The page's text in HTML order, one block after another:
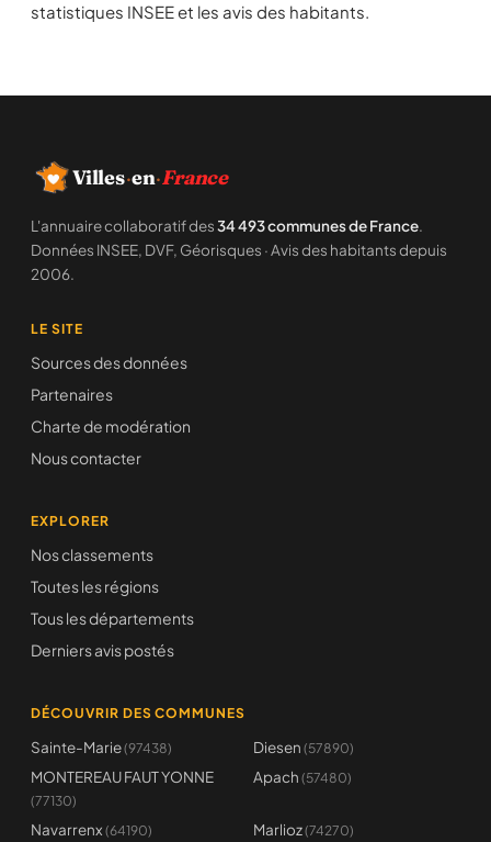
statistiques INSEE et les avis des habitants.
Villes·en·France
L'annuaire collaboratif des34 493 communes de France.
Données INSEE, DVF, Géorisques · Avis des habitants depuis
2006.
LE SITE
Sources des données
Partenaires
Charte de modération
Nous contacter
EXPLORER
Nos classements
Toutes les régions
Tous les départements
Derniers avis postés
DÉCOUVRIR DES COMMUNES
Sainte-Marie(97438) Diesen (57890)
MONTEREAU FAUT YONNE
(77130)
Apach (57480)
Navarrenx (64190) Marlioz(74270)